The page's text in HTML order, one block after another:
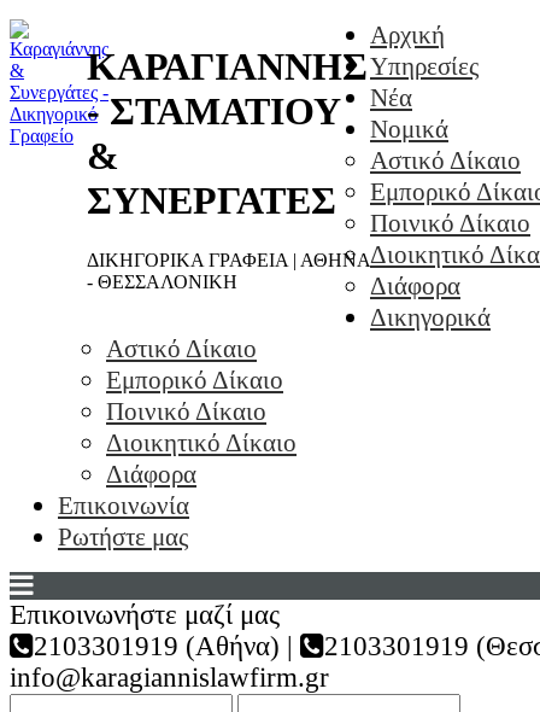
ΚΑΡΑΓΙΑΝΝΗΣ
- ΣΤΑΜΑΤΙΟΥ
&
ΣΥΝΕΡΓΑΤΕΣ
ΔΙΚΗΓΟΡΙΚΑ ΓΡΑΦΕΙΑ | ΑΘΗΝΑ
- ΘΕΣΣΑΛΟΝΙΚΗ
Αρχική
Υπηρεσίες
Νέα
Νομικά
Αστικό Δίκαιο
Εμπορικό
Ποινικό Δίκαιο
Διοικητικό
Διάφορα
Δικηγορικά
Αστικό Δίκαιο
Εμπορικό Δίκαιο
Ποινικό Δίκαιο
Διοικητικό Δίκαιο
Διάφορα
Επικοινωνία
Ρωτήστε μας
Επικοινωνήστε μαζί μας
2103301919 (Αθήνα) |
2103301919
info@karagiannislawfirm.gr